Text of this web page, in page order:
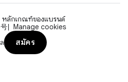
หลักเกณฑ์ของแบรนด์
Manage cookies
สมัคร